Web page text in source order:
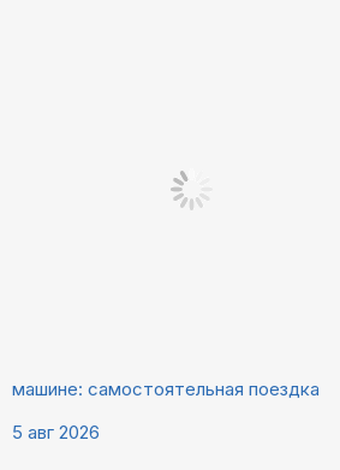
машине: самостоятельная поездка
5 авг 2026